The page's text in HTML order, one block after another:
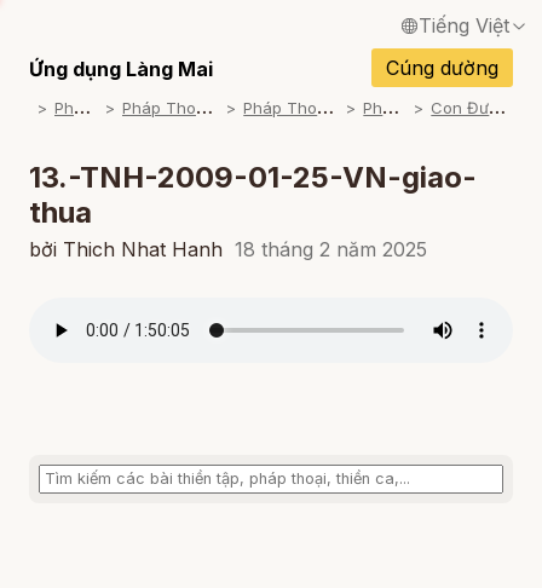
Tiếng Việt
English / Tiếng Anh
Français / Tiếng Pháp
Español / Tiếng Tây Ban Nha
Italiano / Tiếng Ý
Ứng dụng Làng Mai
Cúng dường
P
háp Thoại P
háp Thoại Thiền Sư Thích Nhất Hạnh P
háp Thoại Theo Bộ An Cư Kiết Đông P
háp Thoại Mp3 C
on Đường Của Bụt (2008-2009)
13.-TNH-2009-01-25-VN-giao-
thua
bởi Thich Nhat Hanh 18 tháng 2 năm 2025